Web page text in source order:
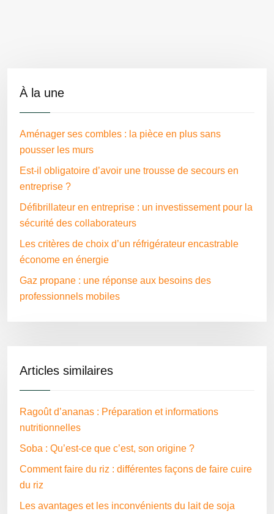
À la une
Aménager ses combles : la pièce en plus sans
pousser les murs
Est-il obligatoire d’avoir une trousse de secours en
entreprise ?
Défibrillateur en entreprise : un investissement pour la
sécurité des collaborateurs
Les critères de choix d’un réfrigérateur encastrable
économe en énergie
Gaz propane : une réponse aux besoins des
professionnels mobiles
Articles similaires
Ragoût d’ananas : Préparation et informations
nutritionnelles
Soba : Qu’est-ce que c’est, son origine ?
Comment faire du riz : différentes façons de faire cuire
du riz
Les avantages et les inconvénients du lait de soja